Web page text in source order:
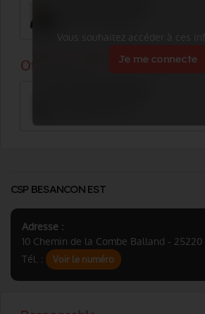
Vous souhaitez accéder à ces
Je me connecte
CSP BESANCON EST
Adresse :
10 Chemin de la Combe Balland -
Tél. :
Voir le numéro